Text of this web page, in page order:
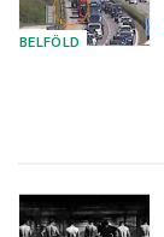
BELFÖLD